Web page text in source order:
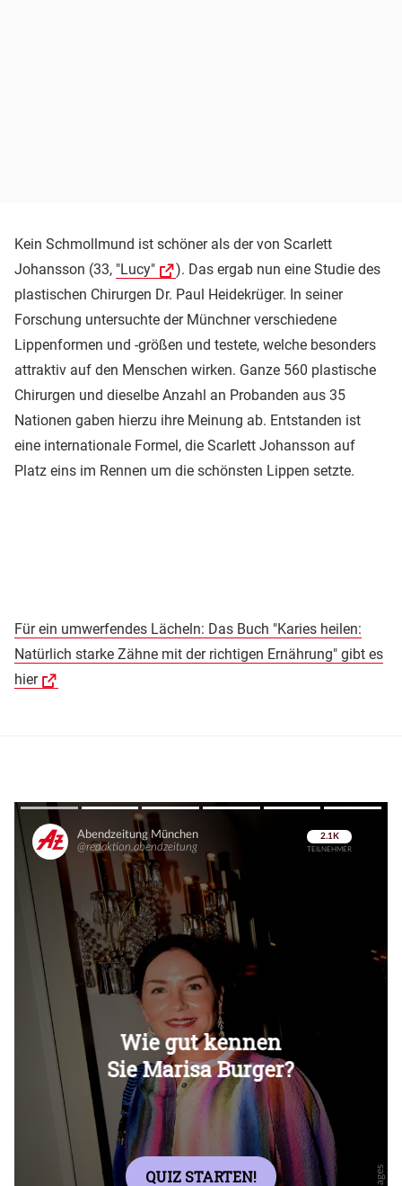
Kein Schmollmund ist schöner als der von Scarlett
Johansson (33, "Lucy"
). Das ergab nun eine Studie des
plastischen Chirurgen Dr. Paul Heidekrüger. In seiner
Forschung untersuchte der Münchner verschiedene
Lippenformen und -größen und testete, welche besonders
attraktiv auf den Menschen wirken. Ganze 560 plastische
Chirurgen und dieselbe Anzahl an Probanden aus 35
Nationen gaben hierzu ihre Meinung ab. Entstanden ist
eine internationale Formel, die Scarlett Johansson auf
Platz eins im Rennen um die schönsten Lippen setzte.
Für ein umwerfendes Lächeln: Das Buch "Karies heilen:
Natürlich starke Zähne mit der richtigen Ernährung" gibt es
hier
Überspringen